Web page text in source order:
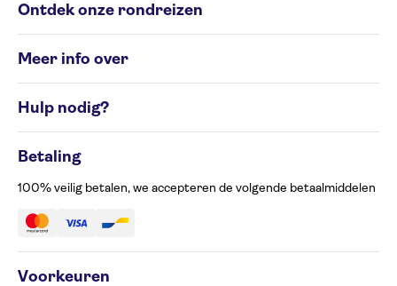
Ontdek onze rondreizen
Groepsrondreizen
Rondreisbestemmingen
Meer info over
Cookiesbeleid
Privacyverklaring
Beheer uw cookievoorkeuren
Toegankelijkheid
Hulp nodig?
Klachtenformulier
Betaling
100% veilig betalen, we accepteren de volgende betaalmiddelen
Voorkeuren